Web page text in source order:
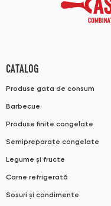
CATALOG
Produse gata de consum
Barbecue
Produse finite congelate
Semipreparate congelate
Legume și fructe
Carne refrigerată
Sosuri și condimente